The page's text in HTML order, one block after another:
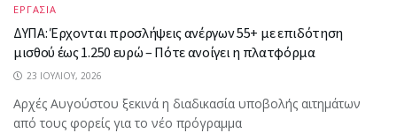
ΕΡΓΑΣΙΑ
ΔΥΠΑ: Έρχονται προσλήψεις ανέργων 55+ με επιδότηση
μισθού έως 1.250 ευρώ – Πότε ανοίγει η πλατφόρμα
23 ΙΟΥΛΊΟΥ, 2026
Αρχές Αυγούστου ξεκινά η διαδικασία υποβολής αιτημάτων
από τους φορείς για το νέο πρόγραμμα